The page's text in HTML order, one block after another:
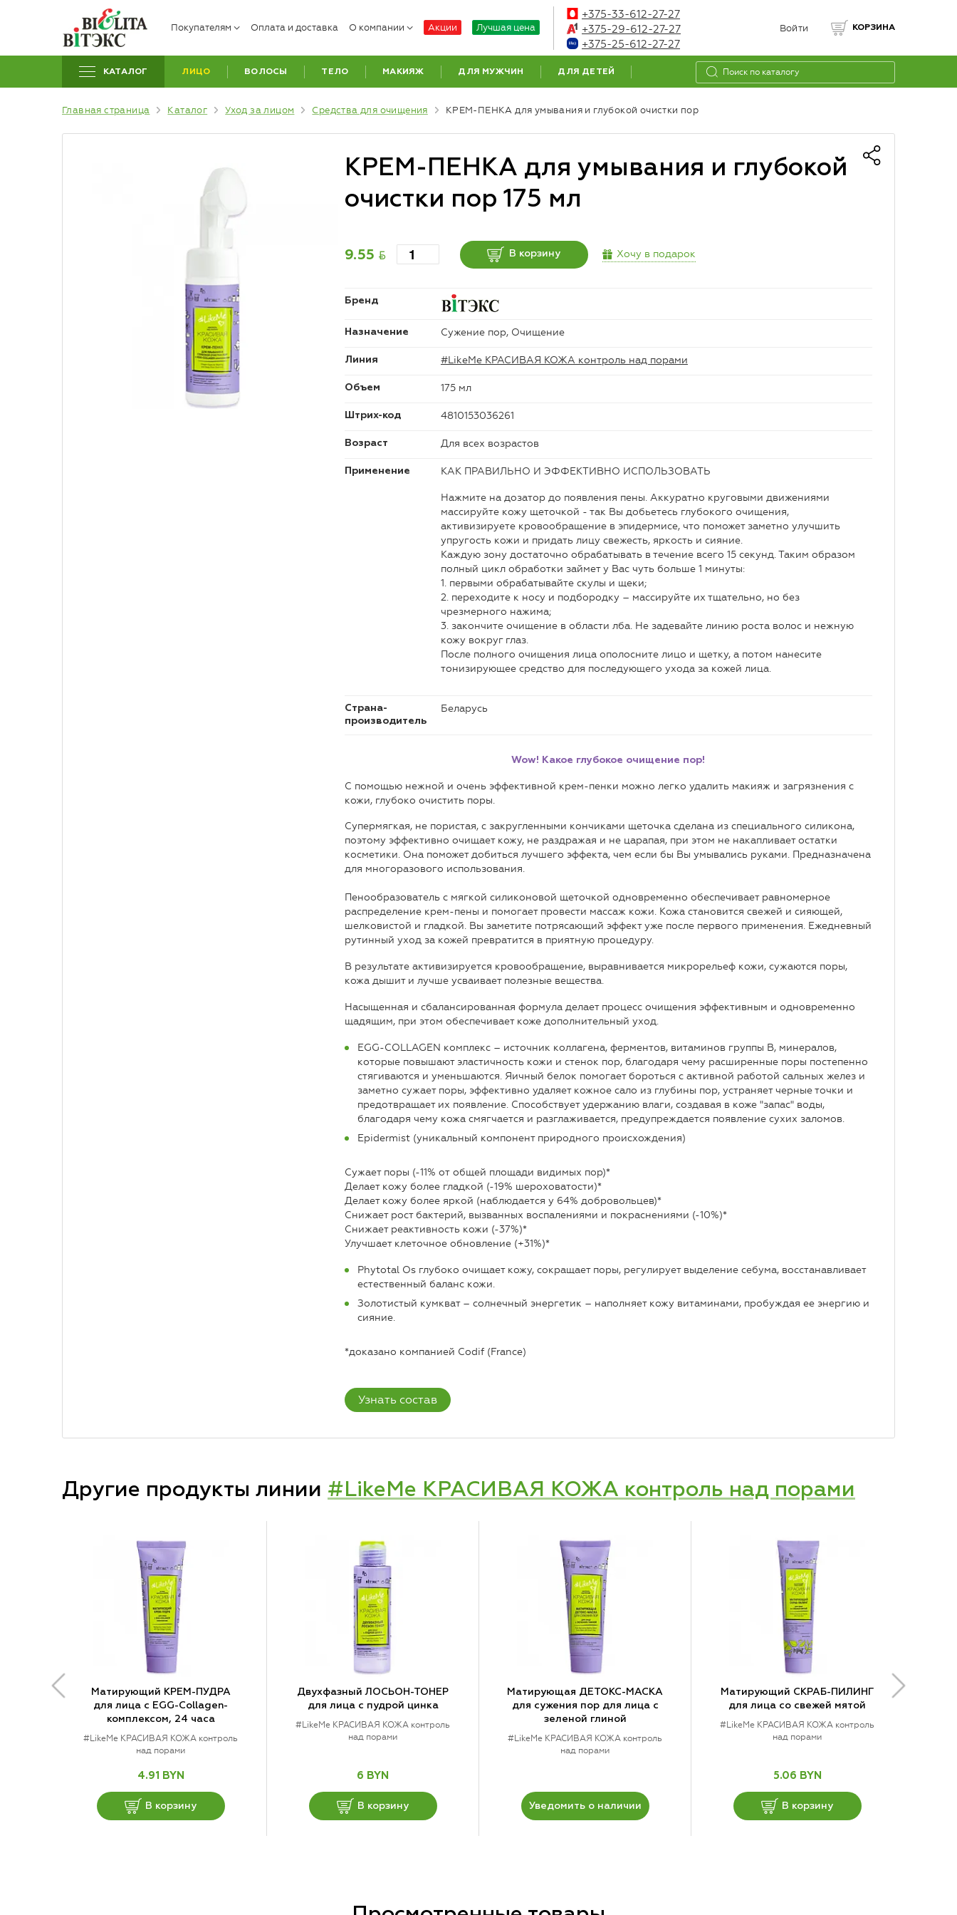
Покупателям Оплата и доставка О компании Акции Лучшая цена
+375-33-612-27-27
+375-29-612-27-27
+375-25-612-27-27
Войти КОРЗИНА
КАТАЛОГ ЛИЦО ВОЛОСЫ ТЕЛО МАКИЯЖ ДЛЯ МУЖЧИН ДЛЯ ДЕТЕЙ
Главная страница Каталог Уход за лицом Средства для очищения КРЕМ-ПЕНКА для умывания и глубокой очистки пор
КРЕМ-ПЕНКА для умывания и глубокой
очистки пор 175 мл
9.55 BYN В корзину Хочу в подарок
Бренд
Назначение Сужение пор, Очищение
Линия #LikeMe КРАСИВАЯ КОЖА контроль над порами
Объем 175 мл
Штрих-код 4810153036261
Возраст Для всех возрастов
Применение КАК ПРАВИЛЬНО И ЭФФЕКТИВНО ИСПОЛЬЗОВАТЬ
Нажмите на дозатор до появления пены. Аккуратно круговыми движениями
массируйте кожу щеточкой - так Вы добьетесь глубокого очищения,
активизируете кровообращение в эпидермисе, что поможет заметно улучшить
упругость кожи и придать лицу свежесть, яркость и сияние.
Каждую зону достаточно обрабатывать в течение всего 15 секунд. Таким образом
полный цикл обработки займет у Вас чуть больше 1 минуты:
1. первыми обрабатывайте скулы и щеки;
2. переходите к носу и подбородку – массируйте их тщательно, но без
чрезмерного нажима;
3. закончите очищение в области лба. Не задевайте линию роста волос и нежную
кожу вокруг глаз.
После полного очищения лица ополосните лицо и щетку, а потом нанесите
тонизирующее средство для последующего ухода за кожей лица.
Страна-
производитель
Беларусь
Wow! Какое глубокое очищение пор!
С помощью нежной и очень эффективной крем-пенки можно легко удалить макияж и загрязнения с
кожи, глубоко очистить поры.
Супермягкая, не пористая, с закругленными кончиками щеточка сделана из специального силикона,
поэтому эффективно очищает кожу, не раздражая и не царапая, при этом не накапливает остатки
косметики. Она поможет добиться лучшего эффекта, чем если бы Вы умывались руками. Предназначена
для многоразового использования.
Пенообразователь с мягкой силиконовой щеточкой одновременно обеспечивает равномерное
распределение крем-пены и помогает провести массаж кожи. Кожа становится свежей и сияющей,
шелковистой и гладкой. Вы заметите потрясающий эффект уже после первого применения. Ежедневный
рутинный уход за кожей превратится в приятную процедуру.
В результате активизируется кровообращение, выравнивается микрорельеф кожи, сужаются поры,
кожа дышит и лучше усваивает полезные вещества.
Насыщенная и сбалансированная формула делает процесс очищения эффективным и одновременно
щадящим, при этом обеспечивает коже дополнительный уход.
EGG-COLLAGEN комплекс – источник коллагена, ферментов, витаминов группы В, минералов,
которые повышают эластичность кожи и стенок пор, благодаря чему расширенные поры постепенно
стягиваются и уменьшаются. Яичный белок помогает бороться с активной работой сальных желез и
заметно сужает поры, эффективно удаляет кожное сало из глубины пор, устраняет черные точки и
предотвращает их появление. Способствует удержанию влаги, создавая в коже "запас" воды,
благодаря чему кожа смягчается и разглаживается, предупреждается появление сухих заломов.
Epidermist (уникальный компонент природного происхождения)
Сужает поры (-11% от общей площади видимых пор)*
Делает кожу более гладкой (-19% шероховатости)*
Делает кожу более яркой (наблюдается у 64% добровольцев)*
Снижает рост бактерий, вызванных воспалениями и покраснениями (-10%)*
Снижает реактивность кожи (-37%)*
Улучшает клеточное обновление (+31%)*
Phytotal Os глубоко очищает кожу, сокращает поры, регулирует выделение себума, восстанавливает
естественный баланс кожи.
Золотистый кумкват – солнечный энергетик – наполняет кожу витаминами, пробуждая ее энергию и
сияние.
*доказано компанией Codif (France)
Узнать состав
Другие продукты линии #LikeMe КРАСИВАЯ КОЖА контроль над порами
Матирующий КРЕМ-ПУДРА
для лица с EGG-Collagen-
комплексом, 24 часа
#LikeMe КРАСИВАЯ КОЖА контроль
над порами
4.91 BYN
В корзину
Двухфазный ЛОСЬОН-ТОНЕР
для лица с пудрой цинка
#LikeMe КРАСИВАЯ КОЖА контроль
над порами
6 BYN
В корзину
Матирующая ДЕТОКС-МАСКА
для сужения пор для лица с
зеленой глиной
#LikeMe КРАСИВАЯ КОЖА контроль
над порами
Уведомить о наличии
Матирующий СКРАБ-ПИЛИНГ
для лица со свежей мятой
#LikeMe КРАСИВАЯ КОЖА контроль
над порами
5.06 BYN
В корзину